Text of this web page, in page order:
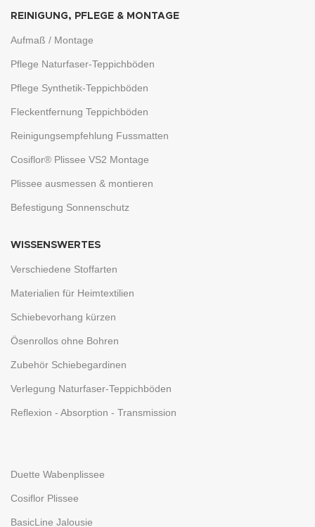
REINIGUNG, PFLEGE & MONTAGE
Aufmaß / Montage
Pflege Naturfaser-Teppichböden
Pflege Synthetik-Teppichböden
Fleckentfernung Teppichböden
Reinigungsempfehlung Fussmatten
Cosiflor® Plissee VS2 Montage
Plissee ausmessen & montieren
Befestigung Sonnenschutz
WISSENSWERTES
Verschiedene Stoffarten
Materialien für Heimtextilien
Schiebevorhang kürzen
Ösenrollos ohne Bohren
Zubehör Schiebegardinen
Verlegung Naturfaser-Teppichböden
Reflexion - Absorption - Transmission
Duette Wabenplissee
Cosiflor Plissee
BasicLine Jalousie